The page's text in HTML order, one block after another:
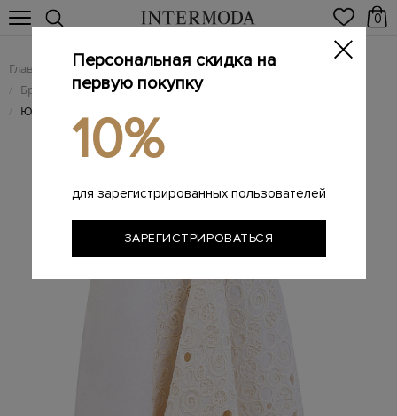
0
Главная Женщинам / Женская одежда
/ Брендовые женские юбки
/ Юбка из хлопка и льна с фактурным декором в тон
Персональная скидка на
первую покупку
10%
для зарегистрированных пользователей
ЗАРЕГИСТРИРОВАТЬСЯ